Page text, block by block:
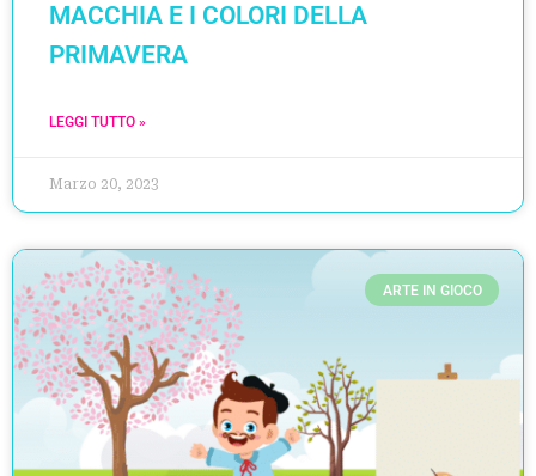
MACCHIA E I COLORI DELLA
PRIMAVERA
LEGGI TUTTO »
Marzo 20, 2023
ARTE IN GIOCO